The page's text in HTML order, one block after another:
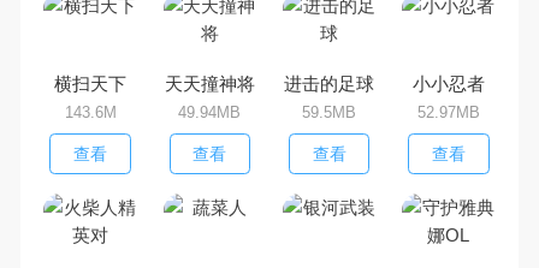
横扫天下
143.6M
查看
天天撞神将
49.94MB
查看
进击的足球
59.5MB
查看
小小忍者
52.97MB
查看